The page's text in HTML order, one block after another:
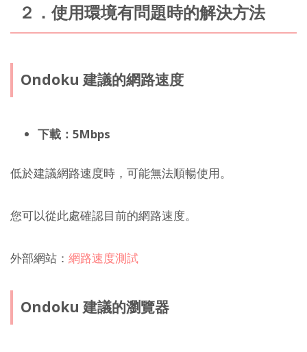
２．使用環境有問題時的解決方法
Ondoku 建議的網路速度
下載：5Mbps
低於建議網路速度時，可能無法順暢使用。
您可以從此處確認目前的網路速度。
外部網站： 網路速度測試
Ondoku 建議的瀏覽器